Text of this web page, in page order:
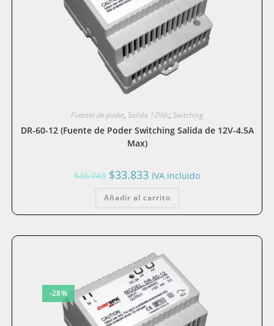
Fuentes de poder, Salida 12Vdc, Switching
DR-60-12 (Fuente de Poder Switching Salida de 12V-4.5A
Max)
$46.743 El
precio
era:
$33.833 El
precio
es:
IVA incluido
Añadir al carrito
-28%